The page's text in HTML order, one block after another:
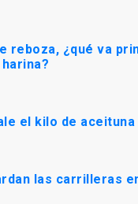
reboza, ¿qué va
el kilo de aceituna
las carrilleras